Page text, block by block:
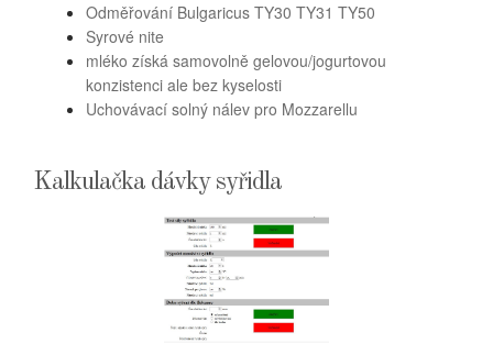
Odměřování Bulgaricus TY30 TY31 TY50
Syrové nite
mléko získá samovolně gelovou/jogurtovou
konzistenci ale bez kyselosti
Uchovávací solný nálev pro Mozzarellu
Kalkulačka dávky syřidla